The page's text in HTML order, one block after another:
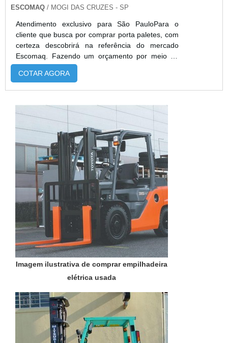
ESCOMAQ / MOGI DAS CRUZES - SP
Atendimento exclusivo para São PauloPara o
cliente que busca por comprar porta paletes, com
certeza descobrirá na referência do mercado
Escomaq. Fazendo um orçamento por meio da
própria empresa e achando a melhor em
qualidade e custo benefício. Quando a temática é
produtividade.DIFERENCIAIS IMPORTANTES DE
COMPRAR PORTA PALETESHá muitas maneiras
efici...
COTAR AGORA
Imagem ilustrativa de comprar empilhadeira
elétrica usada